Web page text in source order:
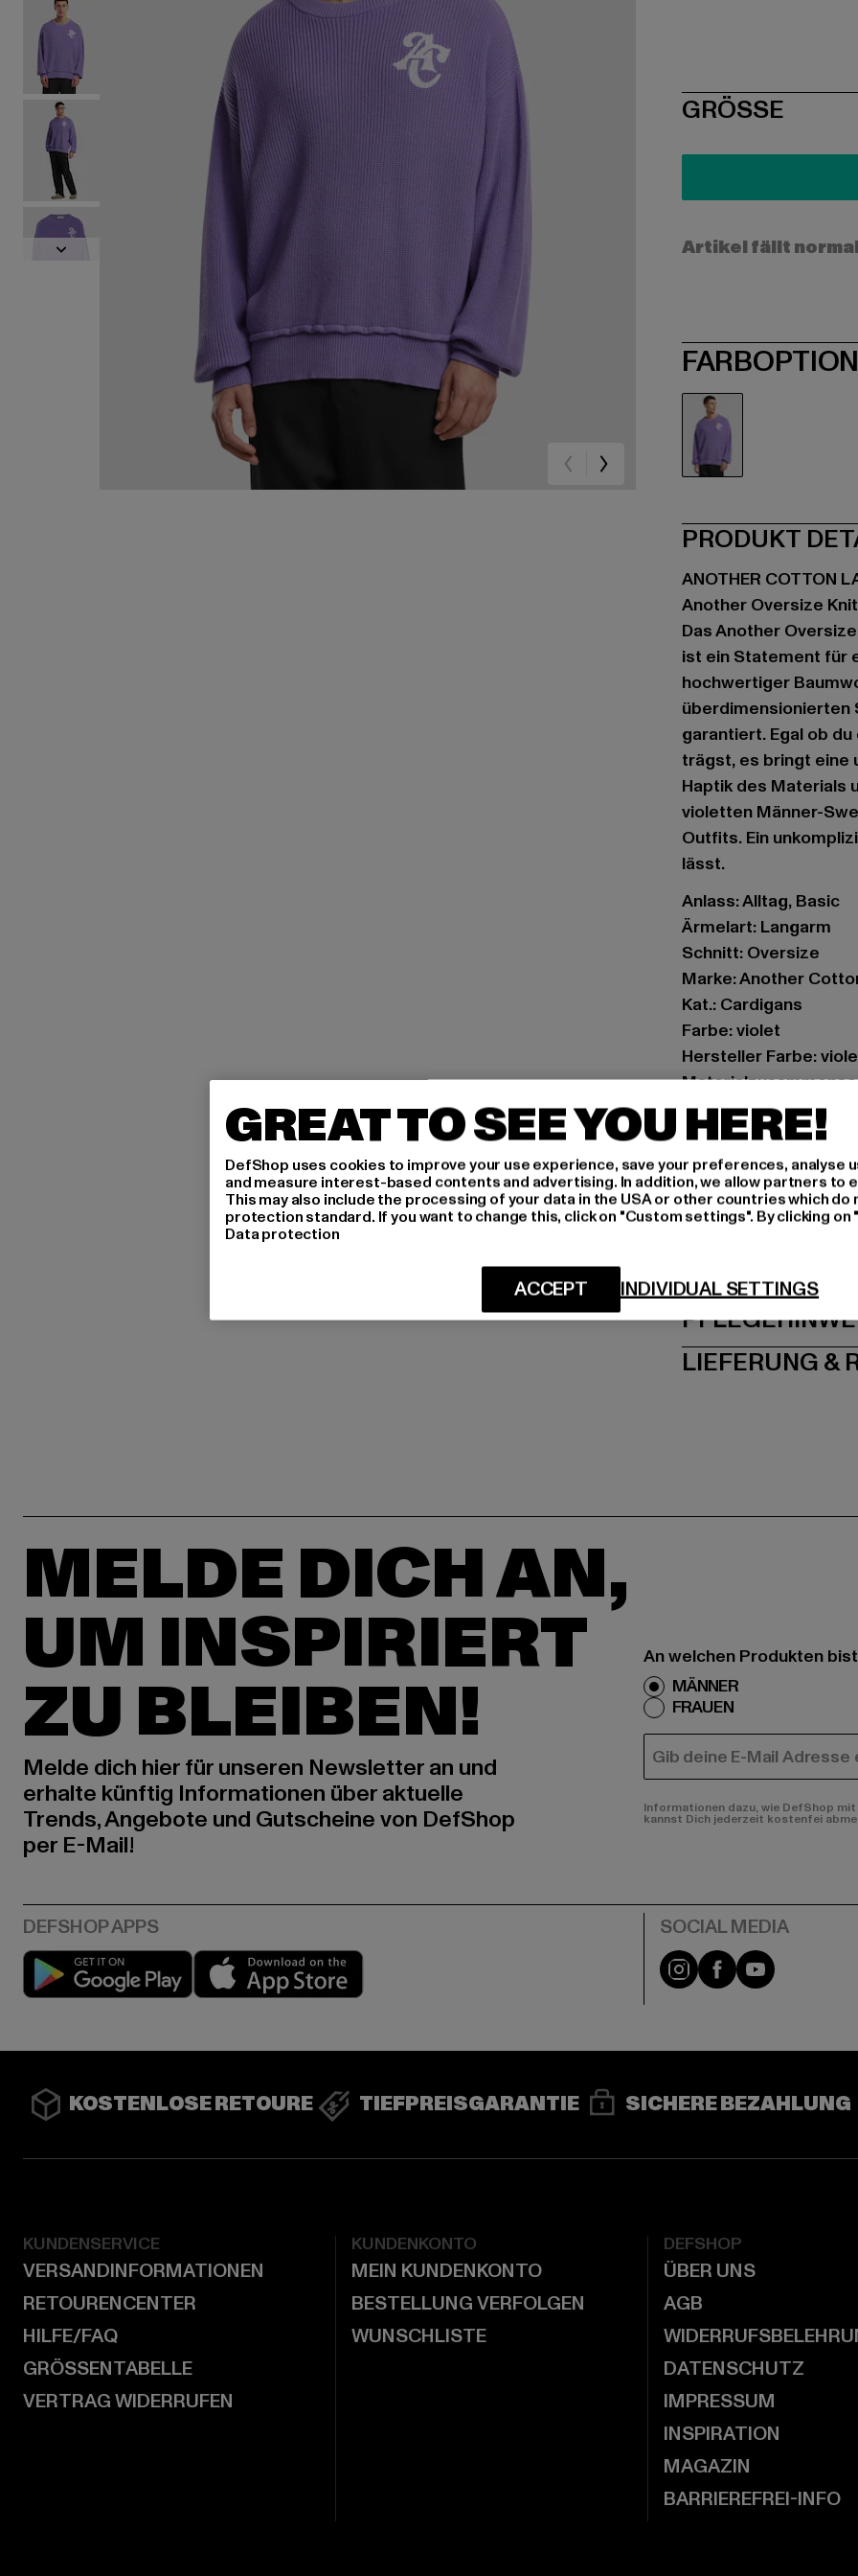
SIZE
GRÖSSE
Artikel fällt
PRODUKT
ANOTHER COTTON
Another Oversize Knit
Das Another
ist ein Statement für
hochwertiger
überdimensionierten
garantiert. Egal ob
trägst, es bringt eine
Haptik des Materials
violetten Männer-
Outfits. Ein
lässt.
Anlass: Alltag, Basic
Ärmelart: Langarm
Schnitt: Oversize
Marke: Another
Kat.: Cardigans
Farbe: violet
Hersteller Farbe:
Art.Nr: PD00003394-
Hersteller: Urban
Schanzenstraße 41 |
GRÖSSE
LIEFERUNG &
MELDE DICH AN,
UM INSPIRIERT
ZU BLEIBEN!
Melde dich hier für unseren Newsletter an und
erhalte künftig Informationen über aktuelle
Trends, Angebote und Gutscheine von DefShop
per E-Mail!
An welchen Produkten
MÄNNER
FRAUEN
E-MAIL
Informationen dazu, wie DefShop
kannst Dich jederzeit kostenfei
Play market Instagram
FacebookYouTube
KOSTENLOSE RETOURE TIEFPREISGARANTIE SICHERE BEZAHLUNG
KUNDENSERVICE
VERSANDINFORMATIONEN
RETOURENCENTER
HILFE/FAQ
GRÖSSENTABELLE
VERTRAG WIDERRUFEN
KUNDENKONTO
MEIN KUNDENKONTO
BESTELLUNG VERFOLGEN
WUNSCHLISTE
DEFSHOP
ÜBER UNS
AGB
DATENSCHUTZ
IMPRESSUM
INSPIRATION
MAGAZIN
BARRIEREFREI-INFO
GREAT TO SEE YOU HERE!
DefShop uses cookies to improve your use experience, save your preferences, analyse
and measure interest-based contents and advertising. In addition, we allow partners to
This may also include the processing of your data in the USA or other countries which do
protection standard. If you want to change this, click on "Custom settings". By clicking
Data protection
INDIVIDUAL SETTINGS
ACCEPT